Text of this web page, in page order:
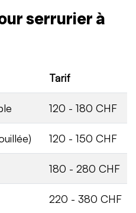
serrurier à
Tarif
120 - 180 CHF
120 - 150 CHF
180 - 280 CHF
220 - 380 CHF